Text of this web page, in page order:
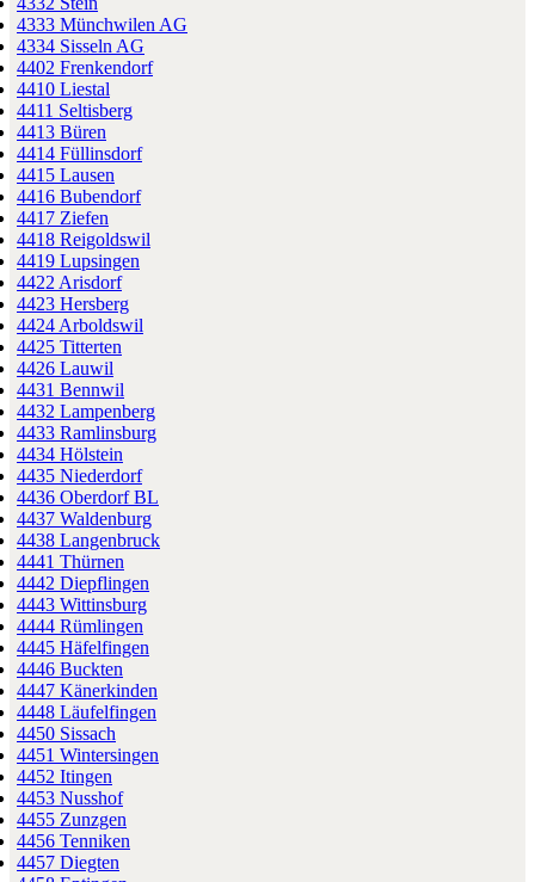
4333 Münchwilen AG
4334 Sisseln AG
4402 Frenkendorf
4410 Liestal
4411 Seltisberg
4413 Büren
4414 Füllinsdorf
4415 Lausen
4416 Bubendorf
4417 Ziefen
4418 Reigoldswil
4419 Lupsingen
4422 Arisdorf
4423 Hersberg
4424 Arboldswil
4425 Titterten
4426 Lauwil
4431 Bennwil
4432 Lampenberg
4433 Ramlinsburg
4434 Hölstein
4435 Niederdorf
4436 Oberdorf BL
4437 Waldenburg
4438 Langenbruck
4441 Thürnen
4442 Diepflingen
4443 Wittinsburg
4444 Rümlingen
4445 Häfelfingen
4446 Buckten
4447 Känerkinden
4448 Läufelfingen
4450 Sissach
4451 Wintersingen
4452 Itingen
4453 Nusshof
4455 Zunzgen
4456 Tenniken
4457 Diegten